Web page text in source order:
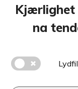
Kjærlighet
na